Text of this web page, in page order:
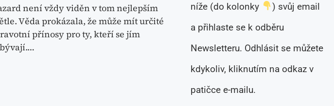
není vždy viděn v tom nejlepším
Věda prokázala, že může mít určité
přínosy pro ty, kteří se jím
níže (do kolonky
) svůj email
a přihlaste se k odběru
Newsletteru. Odhlásit se můžete
kdykoliv, kliknutím na odkaz v
patičce e-mailu.